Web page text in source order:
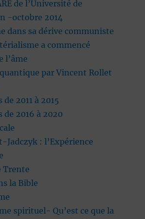
de l’Université de
-octobre 2014
dans sa dérive communiste
a commencé
l’âme
par Vincent Rollet
2011 à 2015
de 2016 à 2020
Jadczyk : l’Expérience
Trente
la Bible
spirituel- Qu’est ce que la